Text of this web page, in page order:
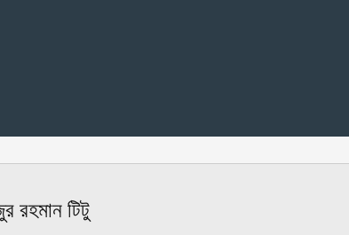
রহমান টিটু